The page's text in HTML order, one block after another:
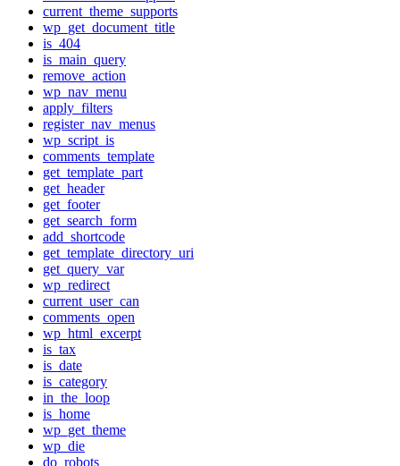
current_theme_supports
wp_get_document_title
is_404
is_main_query
remove_action
wp_nav_menu
apply_filters
register_nav_menus
wp_script_is
comments_template
get_template_part
get_header
get_footer
get_search_form
add_shortcode
get_template_directory_uri
get_query_var
wp_redirect
current_user_can
comments_open
wp_html_excerpt
is_tax
is_date
is_category
in_the_loop
is_home
wp_get_theme
wp_die
do_robots